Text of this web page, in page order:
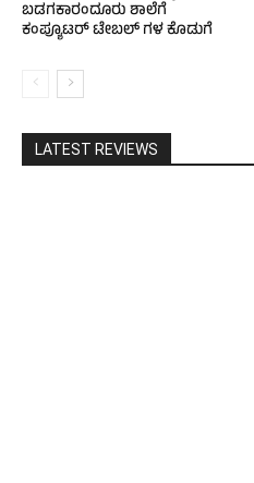
ಬಡಗಕಾರಂದೂರು ಶಾಲೆಗೆ
ಕಂಪ್ಯೂಟರ್ ಟೇಬಲ್ ಗಳ ಕೊಡುಗೆ
LATEST REVIEWS